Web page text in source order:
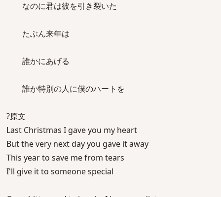
なのに君は彼を引き裂いた
たぶん来年は
誰かにあげる
誰か特別の人に僕のハートを
?原文
Last Christmas I gave you my heart
But the very next day you gave it away
This year to save me from tears
I'll give it to someone special